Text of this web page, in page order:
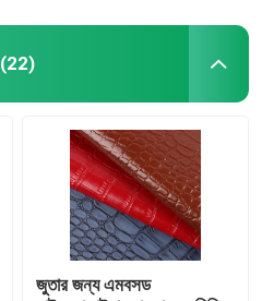
(22)
জুতার জন্য এমবসড